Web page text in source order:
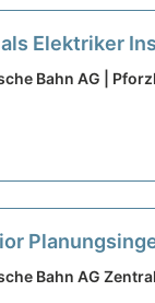
Elektriker
Bahn AG |
Bahn AG